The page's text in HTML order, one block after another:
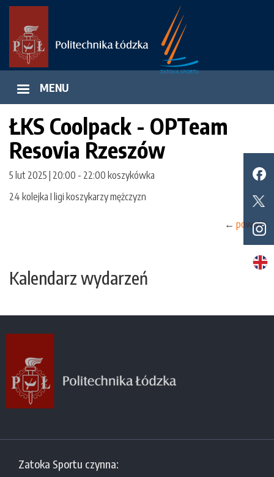
Przejdź
treści
MENU
ŁKS Coolpack - OPTeam
Resovia Rzeszów
5 lut 2025 | 20:00 - 22:00 koszykówka
24 kolejka I ligi koszykarzy mężczyzn
← powrót
Kalendarz wydarzeń
Zatoka Sportu czynna: